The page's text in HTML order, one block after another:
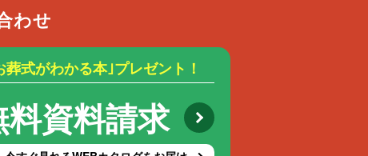
わせ
葬式がわかる本｣プレゼント！
料資料請求